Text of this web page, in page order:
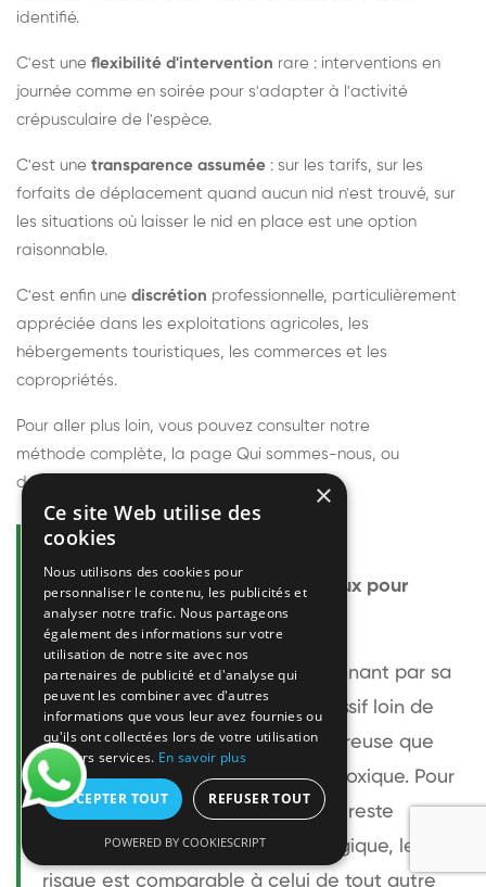
identifié.
C'est une flexibilité d'intervention rare : interventions en
journée comme en soirée pour s'adapter à l'activité
crépusculaire de l'espèce.
C'est une transparence assumée : sur les tarifs, sur les
forfaits de déplacement quand aucun nid n'est trouvé, sur
les situations où laisser le nid en place est une option
raisonnable.
C'est enfin une discrétion professionnelle, particulièrement
appréciée dans les exploitations agricoles, les
hébergements touristiques, les commerces et les
copropriétés.
Pour aller plus loin, vous pouvez consulter notre
méthode complète, la page Qui sommes-nous, ou
découvrir
Questions fréquentes
Le frelon européen est-il dangereux pour
l'homme ?
Le frelon européen est impressionnant par sa
taille mais relativement peu agressif loin de
son nid. Sa piqûre est plus douloureuse que
celle d'une guêpe sans être plus toxique. Pour
une personne non allergique, elle reste
bénigne. Pour une personne allergique, le
risque est comparable à celui de tout autre
×
Ce site Web utilise des
cookies
Nous utilisons des cookies pour
personnaliser le contenu, les publicités et
analyser notre trafic. Nous partageons
également des informations sur votre
utilisation de notre site avec nos
partenaires de publicité et d'analyse qui
peuvent les combiner avec d'autres
informations que vous leur avez fournies ou
qu'ils ont collectées lors de votre utilisation
de leurs services. En savoir plus
ACCEPTER TOUT REFUSER TOUT
POWERED BY COOKIESCRIPT